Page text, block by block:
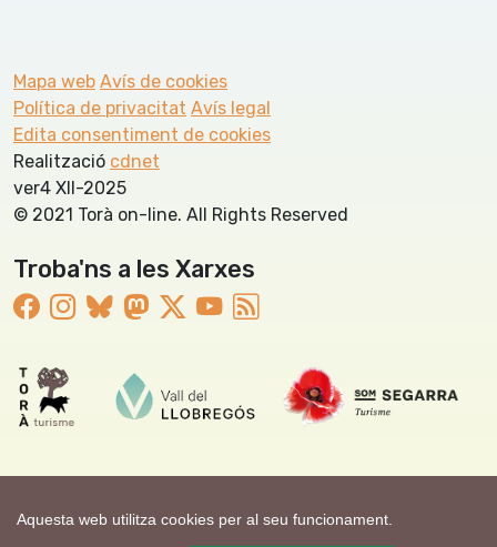
Aquesta web utilitza cookies per al seu funcionament.
Mapa web Avís de cookies
Política de privacitat Avís legal
Edita consentiment de cookies
Realització cdnet
ver4 XII-2025
© 2021 Torà on-line. All Rights Reserved
Troba'ns a les Xarxes